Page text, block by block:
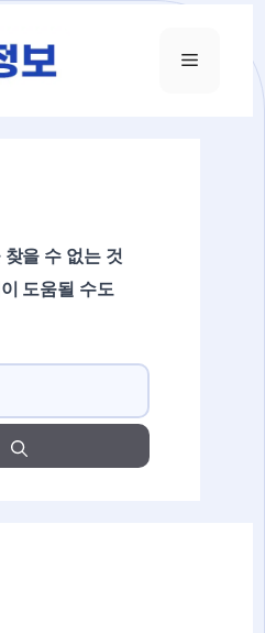
메뉴
을 수 없는 것
도움될 수도